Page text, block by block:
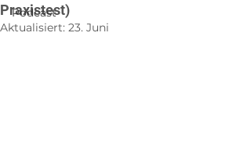
Podcast
Praxistest)
Aktualisiert: 23. Juni